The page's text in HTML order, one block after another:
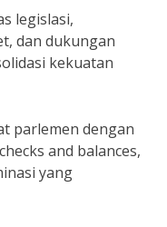
legislasi,
dan dukungan
kekuatan
parlemen dengan
and balances,
yang